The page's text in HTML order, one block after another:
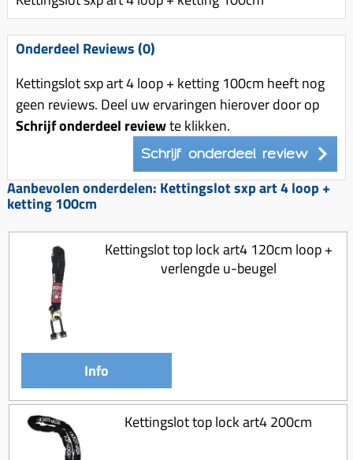
Uitlaat bocht
Radiateur (delen)
Waterpomp (delen)
V-snaren
Variateur (delen)
Voor tandwielen
Zuigers
Origineel zuigers
Tomos opvoeren (kits)
Koppeling compleet
Koppeling trekveer
Ketting / tandwiel
Koeling (delen)
Remsegmenten
Remklauw (delen)
Voorrem kabel
Voorvork
Zadel
Standaard
Kickstart (delen)
Voordragers
Windschermen
Zadel
Gereedschap
Onderdeel Reviews (0)
Kettingslot sxp art 4 loop + ketting 100cm heeft nog
geen reviews. Deel uw ervaringen hierover door op
Schrijf onderdeel reviewte klikken.
Schrijf onderdeel review
Aanbevolen onderdelen: Kettingslot sxp art 4 loop +
ketting 100cm
Kettingslot top lock art4 120cm loop +
verlengde u-beugel
Info
Kettingslot top lock art4 200cm